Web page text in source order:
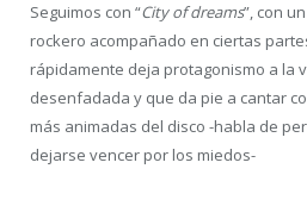
Seguimos con “City of dreams”, con
rockero acompañado en ciertas
rápidamente deja protagonismo a la
desenfadada y que da pie a cantar
más animadas del disco -habla de
dejarse vencer por los miedos-